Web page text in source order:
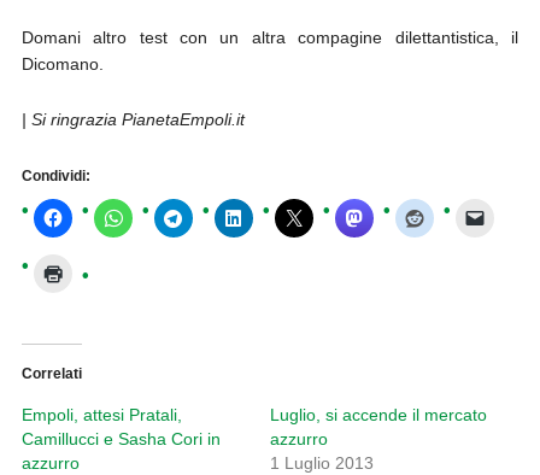
Domani altro test con un altra compagine dilettantistica, il
Dicomano.
| Si ringrazia PianetaEmpoli.it
Condividi:
Correlati
Empoli, attesi Pratali,
Camillucci e Sasha Cori in
azzurro
Luglio, si accende il mercato
azzurro
1 Luglio 2013